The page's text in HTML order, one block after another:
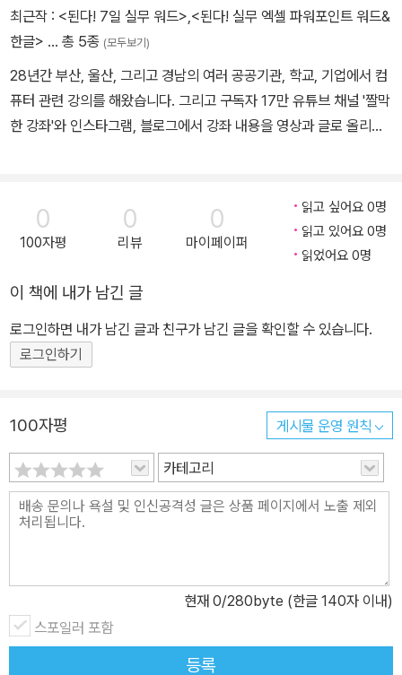
VP 2022~2024(M365 Apps & Services) • 클래스 101, 패스트
캠퍼스, 티처빌 등 온라인 강의 • 부산교육연수원, NHN 외 공공 기
세스 실기 교정 교열 • 《된다! 실무 엑셀 파워포인트 워드 & 한글》,
《된다! 7일 실무 엑셀》(이지스퍼블리싱) 집필 • 저자와 소통할 수 있
는 공간 [유튜브] youtube.com/짤막한강좌 [블로그] ‘짤막한 강좌
최근작 : <된다! 7일 실무 워드>,<된다! 실무 엑셀 파워포인트 워드&
한글> … 총 5종 (모두보기)
28년간 부산, 울산, 그리고 경남의 여러 공공기관, 학교, 기업에서 컴
퓨터 관련 강의를 해왔습니다. 그리고 구독자 17만 유튜브 채널 '짤막
한 강좌'와 인스타그램, 블로그에서 강좌 내용을 영상과 글로 올리고
이 더 중요하다고 생각합니다. 그리고 강사가 많이 알아야 잘 전달할
수 있다고 믿습니다. 원하지 않는 사람에게 억지로 가르쳐야 하는 것
이 아주 힘든 일이란 걸 경험한 이후로, '짤막한 강좌' 채널의 구호처
니다. 강의에서 받은 질문의 답을 찾으려고 궁리하다 보면 수수께끼
를 푸는 것처럼 재밌습니다. 그리고 이 질문이 기본 기능을 교육할 때
는 생각하지 못한 다양한 형식의 실무 내용이라, 마치 경험해 보지 못
다. ㆍ주요 경력 - (현) 이한아이티 공동 대표 - EBS 컴퓨터활용능력
시험 1, 2급 실기 교정 교열 - 저서 《된다! 실무 엑셀 파워포인트 워드
&한글》 [유튜브] youtube.com/@hantip [인스타그램] instagra
m.com/brief_lecture [블로그] hantip.net
0
100자평
0
리뷰
0
마이페이퍼
읽고 싶어요 0명
읽고 있어요 0명
읽었어요 0명
이 책에 내가 남긴 글
로그인하면 내가 남긴 글과 친구가 남긴 글을 확인할 수 있습니다.
로그인하기
100자평 게시물 운영 원칙
카테고리
현재 0/280byte (한글 140자 이내)
스포일러 포함
등록